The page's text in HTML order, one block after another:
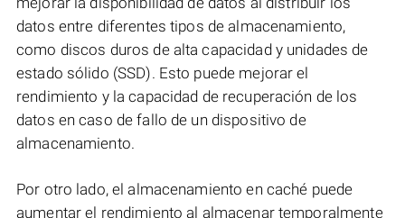
datos entre diferentes tipos de almacenamiento,
como discos duros de alta capacidad y unidades de
estado sólido (SSD). Esto puede mejorar el
rendimiento y la capacidad de recuperación de los
datos en caso de fallo de un dispositivo de
almacenamiento.
Por otro lado, el almacenamiento en caché puede
aumentar el rendimiento al almacenar temporalmente